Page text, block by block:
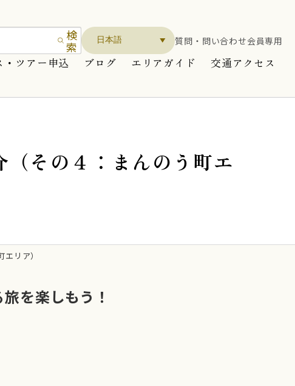
検
索 質問・問い合わせ会員専用
・ツアー申込 ブログ エリアガイド 交通アクセス
（その４：まんのう町エ
リア）
を楽しもう！